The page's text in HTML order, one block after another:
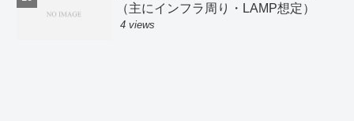
（主にインフラ周り・LAMP想定）
4 views